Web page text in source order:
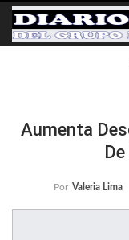
Aumenta
Por Valeria Lima